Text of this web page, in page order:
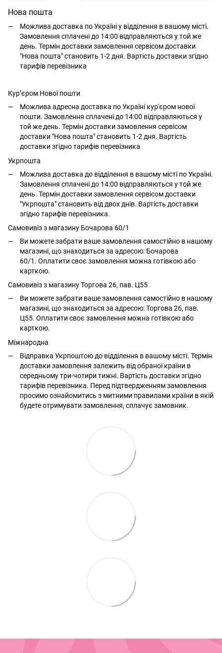
Нова пошта
Можлива доставка по Україні у відділення в вашому місті.
Замовлення сплачені до 14:00 відправляються у той же
день. Термін доставки замовлення сервісом доставки
"Нова пошта" становить 1-2 дня. Вартість доставки згідно
тарифів перевізника
Кур’єром Нової пошти
Можлива адресна доставка по Україні кур'єром нової
пошти. Замовлення сплачені до 14:00 відправляються у
той же день. Термін доставки замовлення сервісом
доставки "Нова пошта" становить 1-2 дня. Вартість
доставки згідно тарифів перевізника
Укрпошта
Можлива доставка до відділення в вашому місті по Україні.
Замовлення сплачені до 14:00 відправляються у той же
день. Термін доставки замовлення сервісом доставки
"Укрпошта" становить від двох днів. Вартість доставки
згідно тарифів перевізника.
Самовивіз з магазину Бочарова 60/1
Ви можете забрати ваше замовлення самостійно в нашому
магазині, що знаходиться за адресою: Бочарова
60/1. Оплатити своє замовлення можна готівкою або
карткою.
Самовивіз з магазину Торгова 26, пав. Ц55
Ви можете забрати ваше замовлення самостійно в нашому
магазині, що знаходиться за адресою: Торгова 26, пав.
Ц55. Оплатити своє замовлення можна готівкою або
карткою.
Міжнародна
Відправка Укрпоштою до відділення в вашому місті. Термін
доставки замовлення залежить від обраної країни в
середньому три-чотири тижні. Вартість доставки згідно
тарифів перевізника. Перед підтвердженням замовлення
просимо ознайомитись з митними правилами країни в якій
будете отримувати замовлення, сплачує замовник.